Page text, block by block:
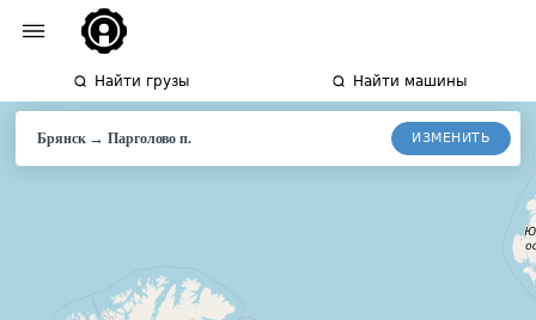
Найти грузы Найти машины
Брянск→Парголовоп. ИЗМЕНИТЬ